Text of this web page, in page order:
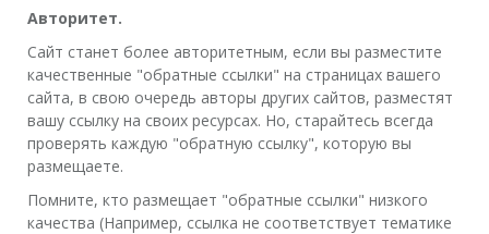
Авторитет.
Сайт станет более авторитетным, если вы разместите
качественные "обратные ссылки" на страницах вашего
сайта, в свою очередь авторы других сайтов, разместят
вашу ссылку на своих ресурсах. Но, старайтесь всегда
проверять каждую "обратную ссылку", которую вы
размещаете.
Помните, кто размещает "обратные ссылки" низкого
качества (Например, ссылка не соответствует тематике